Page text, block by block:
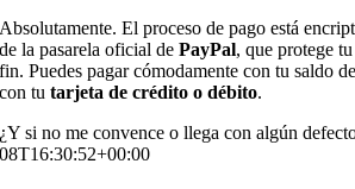
Absolutamente. El proceso de pago está
de la pasarela oficial dePayPal, que protege
fin. Puedes pagar cómodamente con tu saldo
con tutarjeta de crédito o débito.
¿Y si no me convence o llega con algún
08T16:30:52+00:00